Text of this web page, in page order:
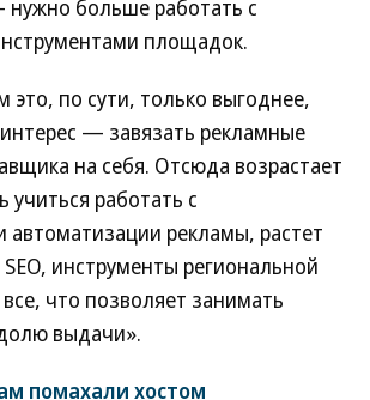
больше работать с
площадок.
это, по сути, только выгоднее,
— завязать рекламные
на себя. Отсюда возрастает
работать с
автоматизации рекламы, растет
инструменты региональной
что позволяет занимать
выдачи».
помахали хостом